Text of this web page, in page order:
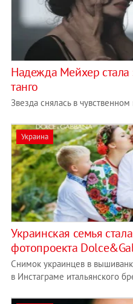
Надежда Мейхер
танго
Звезда снялась в чувственном
Украина
Украинская семья
фотопроекта
Снимок украинцев в
в Инстаграме итальянского